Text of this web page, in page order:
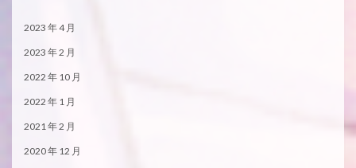
2023 年 4 月
2023 年 2 月
2022 年 10 月
2022 年 1 月
2021 年 2 月
2020 年 12 月